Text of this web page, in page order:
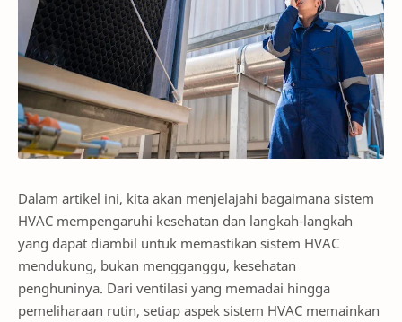
Dalam artikel ini, kita akan menjelajahi bagaimana sistem
HVAC mempengaruhi kesehatan dan langkah-langkah
yang dapat diambil untuk memastikan sistem HVAC
mendukung, bukan mengganggu, kesehatan
penghuninya. Dari ventilasi yang memadai hingga
pemeliharaan rutin, setiap aspek sistem HVAC memainkan